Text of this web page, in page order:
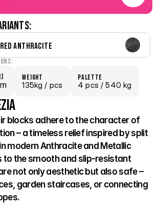
Anthracite
weight
135kg / pcs
palette
4 pcs / 540 kg
blocks adhere to the character of
– a timeless relief inspired by split
modern Anthracite and Metallic
to the smooth and slip-resistant
not only aesthetic but also safe –
garden staircases, or connecting